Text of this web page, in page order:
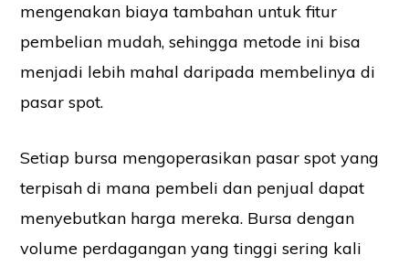
mengenakan biaya tambahan untuk fitur
pembelian mudah, sehingga metode ini bisa
menjadi lebih mahal daripada membelinya di
pasar spot.
Setiap bursa mengoperasikan pasar spot yang
terpisah di mana pembeli dan penjual dapat
menyebutkan harga mereka. Bursa dengan
volume perdagangan yang tinggi sering kali